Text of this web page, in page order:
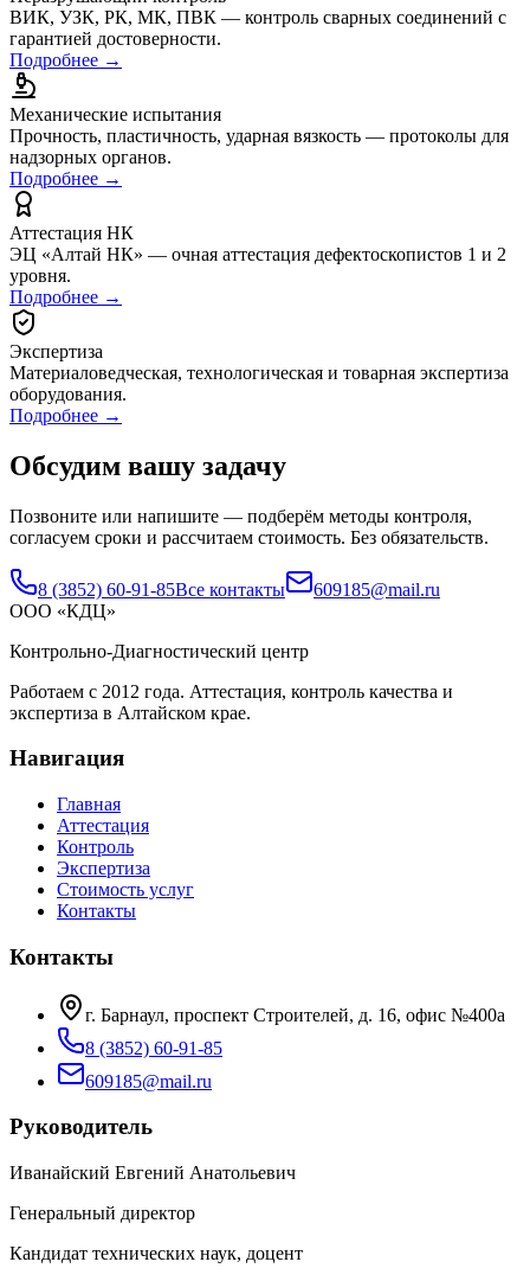
ВИК, УЗК, РК, МК, ПВК — контроль сварных соединений с
гарантией достоверности.
Подробнее →
Механические испытания
Прочность, пластичность, ударная вязкость — протоколы для
надзорных органов.
Подробнее →
Аттестация НК
ЭЦ «Алтай НК» — очная аттестация дефектоскопистов 1 и 2
уровня.
Подробнее →
Экспертиза
Материаловедческая, технологическая и товарная экспертиза
оборудования.
Подробнее →
Обсудим вашу задачу
Позвоните или напишите — подберём методы контроля,
согласуем сроки и рассчитаем стоимость. Без обязательств.
8 (3852) 60-91-85Все контакты
609185@mail.ru
ООО «КДЦ»
Контрольно-Диагностический центр
Работаем с 2012 года. Аттестация, контроль качества и
экспертиза в Алтайском крае.
Навигация
Главная
Аттестация
Контроль
Экспертиза
Стоимость услуг
Контакты
Контакты
г. Барнаул, проспект Строителей, д. 16, офис №400а
8 (3852) 60-91-85
609185@mail.ru
Руководитель
Иванайский Евгений Анатольевич
Генеральный директор
Кандидат технических наук, доцент